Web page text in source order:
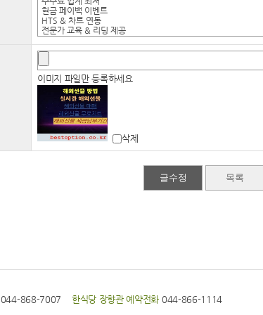
이미지 파일만 등록하세요
삭제
044-868-7007 한식당 장향관 예약전화 044-866-1114